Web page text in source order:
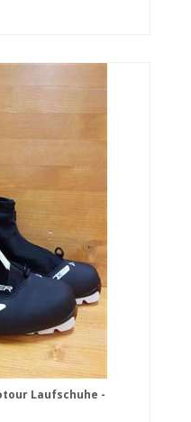
Laufschuhe -